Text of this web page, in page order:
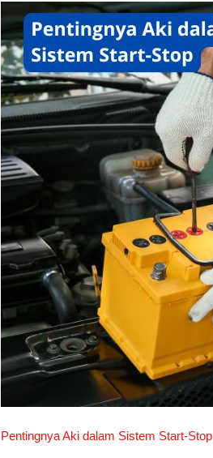
Pentingnya Aki dalam Sistem Start-Stop